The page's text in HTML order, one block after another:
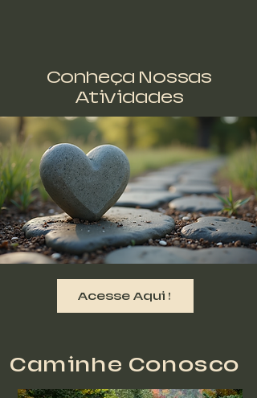
Conheça Nossas
Atividades
Acesse Aqui !
Caminhe Conosco